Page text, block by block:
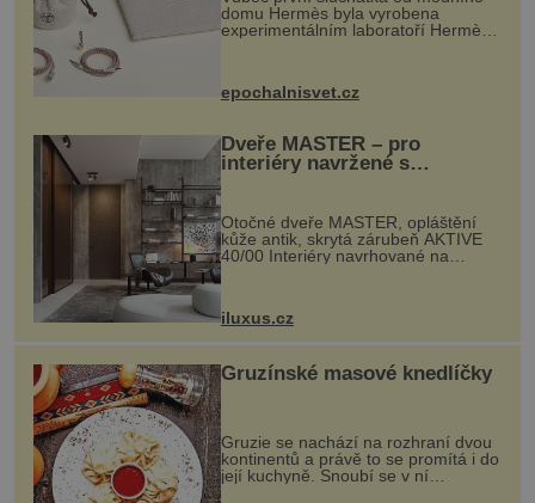
domu Hermès byla vyrobena
experimentálním laboratoří Hermès
kovový...
epochalnisvet.cz
Dveře MASTER – pro
interiéry navržené s
rozumem i vášní!
Otočné dveře MASTER, opláštění
kůže antik, skrytá zárubeň AKTIVE
40/00 Interiéry navrhované na
zakázku často vyžadují atypické
rozměry nejen nábytku, ale i
dnes umož...
iluxus.cz
Gruzínské masové knedlíčky
Gruzie se nachází na rozhraní dvou
kontinentů a právě to se promítá i do
její kuchyně. Snoubí se v ní
evropské a asijské chutě a díky tomu